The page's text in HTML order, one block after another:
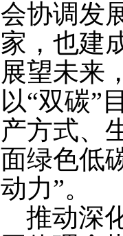
会协调发
家，也建
展望未来
以“双碳”
产方式、
面绿色低
动力”。
推动深